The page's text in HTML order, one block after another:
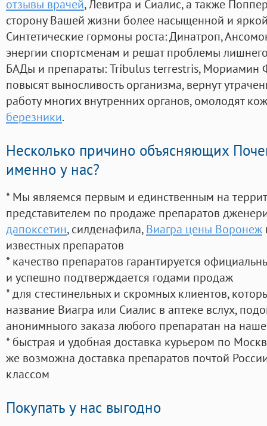
отзывы врачей, Левитра и Сиалис, а также
сторону Вашей жизни более насыщенной и
Синтетические гормоны роста: Динатроп,
энергии спортсменам и решат проблемы
БАДы и препараты:Tribulus terrestris, Мориамин
повысят выносливость организма, вернут
работу многих внутренних органов, омолодят
березники.
Несколько причино объясняющих
именно у нас?
* Мы являемся первым и единственным на
представителем по продаже препаратов
дапоксетин, силденафила, Виагра цены Воронеж
известных препаратов
* качество препаратов гарантируется
и успешно подтверждается годами продаж
* для стестинельных и скромных клиентов,
название Виагра или Сиалис в аптеке вслух,
анонимныого заказа любого препаратан на
* быстрая и удобная доставка курьером по
же возможна доставка препаратов почтой
классом
Покупать у нас выгодно